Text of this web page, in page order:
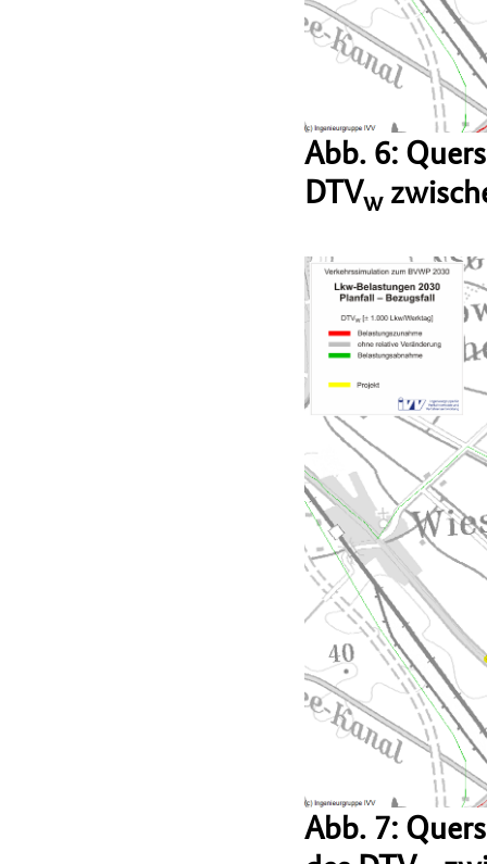
Abb. 6:
DTVw
Abb. 7: